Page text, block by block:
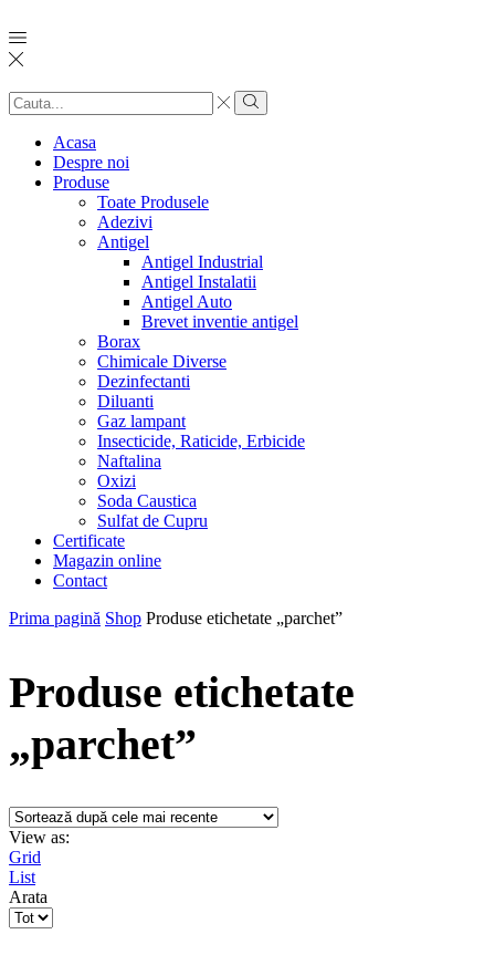
Search
input
Search
Acasa
Despre noi
Produse
Toate Produsele
Adezivi
Antigel
Antigel Industrial
Antigel Instalatii
Antigel Auto
Brevet inventie antigel
Borax
Chimicale Diverse
Dezinfectanti
Diluanti
Gaz lampant
Insecticide, Raticide, Erbicide
Naftalina
Oxizi
Soda Caustica
Sulfat de Cupru
Certificate
Magazin online
Contact
Prima pagină Shop Produse etichetate „parchet”
Produse etichetate
„parchet”
View as:
Grid
List
Arata
Products